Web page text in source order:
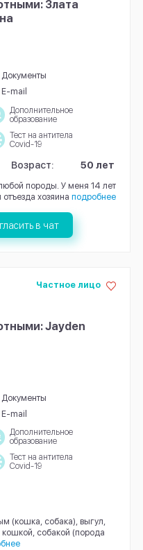
Злата
Документы
E-mail
Дополнительное
образование
Тест на антитела
Covid-19
Возраст: 50 лет
породы. У меня 14 лет
хозяина подробнее
в чат
Jayden
Документы
E-mail
Частное лицо
Дополнительное
образование
Тест на антитела
Covid-19
(кошка, собака), выгул,
собакой (порода